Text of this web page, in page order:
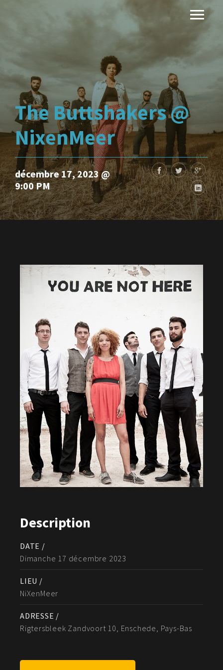
The Buttshakers @
NixenMeer
décembre 17, 2023 @
9:00 PM
Description
DATE /
Dimanche 17 décembre 2023
LIEU /
NiXenMeer
ADRESSE /
Rigtersbleek Zandvoort 10, Enschede, Pays-Bas